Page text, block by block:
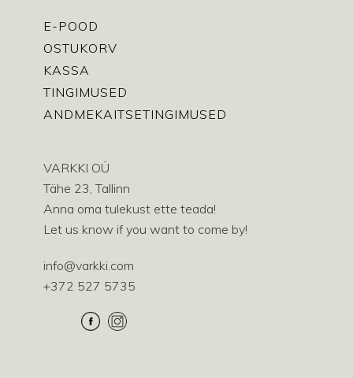
E-POOD
OSTUKORV
KASSA
TINGIMUSED
ANDMEKAITSETINGIMUSED
VARKKI OÜ
Tähe 23, Tallinn
Anna oma tulekust ette teada!
Let us know if you want to come by!
info@varkki.com
+372 527 5735